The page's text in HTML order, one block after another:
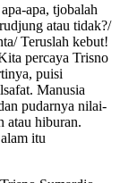
apa, tjobalah
atau tidak?/
Teruslah kebut!
percaya Trisno
puisi
Manusia
pudarnya nilai-
atau hiburan.
itu